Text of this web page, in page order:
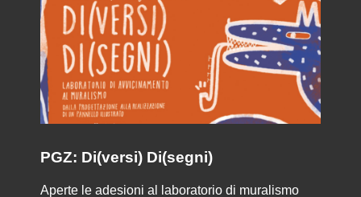
PGZ: Di(versi) Di(segni)
Aperte le adesioni al laboratorio di muralismo